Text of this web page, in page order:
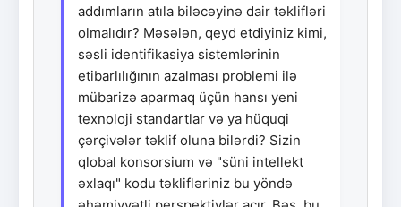
addımların atıla biləcəyinə dair təklifləri
olmalıdır? Məsələn, qeyd etdiyiniz kimi,
səsli identifikasiya sistemlərinin
etibarlılığının azalması problemi ilə
mübarizə aparmaq üçün hansı yeni
texnoloji standartlar və ya hüquqi
çərçivələr təklif oluna bilərdi? Sizin
qlobal konsorsium və "süni intellekt
əxlaqı" kodu təklifləriniz bu yöndə